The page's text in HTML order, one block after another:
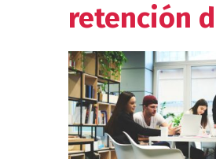
retención